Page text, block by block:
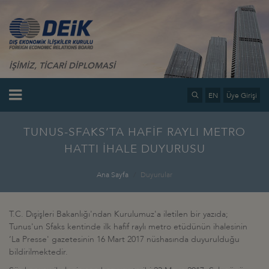
İŞİMİZ, TİCARİ DİPLOMASİ
EN Üye Girişi
TUNUS-SFAKS’TA HAFİF RAYLI METRO
HATTI İHALE DUYURUSU
Ana Sayfa Duyurular
T.C. Dışişleri Bakanlığı'ndan Kurulumuz'a iletilen bir yazıda;
Tunus'un Sfaks kentinde ilk hafif raylı metro etüdünün ihalesinin
‘La Presse' gazetesinin 16 Mart 2017 nüshasında duyurulduğu
bildirilmektedir.